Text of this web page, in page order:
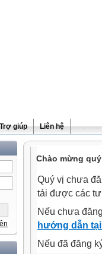
Trợ giúp Liên hệ
Chào mừng
Quý vị chưa
tải được các
Nếu chưa
hướng dẫn
Nếu đã đăng